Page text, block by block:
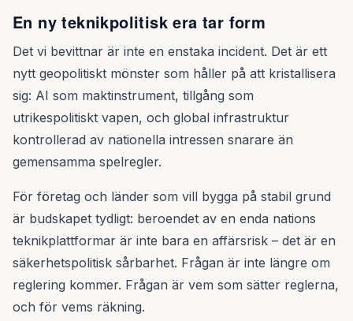
En ny teknikpolitisk era tar form
Det vi bevittnar är inte en enstaka incident. Det är ett
nytt geopolitiskt mönster som håller på att kristallisera
sig: AI som maktinstrument, tillgång som
utrikespolitiskt vapen, och global infrastruktur
kontrollerad av nationella intressen snarare än
gemensamma spelregler.
För företag och länder som vill bygga på stabil grund
är budskapet tydligt: beroendet av en enda nations
teknikplattformar är inte bara en affärsrisk – det är en
säkerhetspolitisk sårbarhet. Frågan är inte längre om
reglering kommer. Frågan är vem som sätter reglerna,
och för vems räkning.